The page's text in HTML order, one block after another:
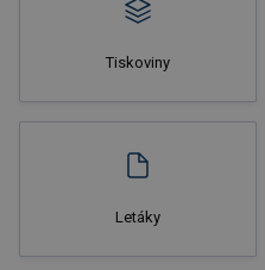
Tiskoviny
Letáky